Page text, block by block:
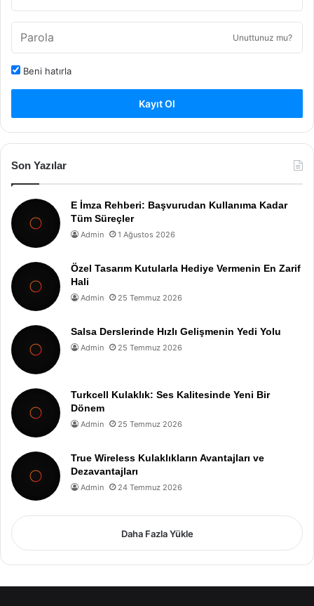
Unuttunuz mu?
Beni hatırla
Kayıt Ol
Son Yazılar
E İmza Rehberi: Başvurudan Kullanıma Kadar
Tüm Süreçler
Admin 1 Ağustos 2026
Özel Tasarım Kutularla Hediye Vermenin En Zarif
Hali
Admin 25 Temmuz 2026
Salsa Derslerinde Hızlı Gelişmenin Yedi Yolu
Admin 25 Temmuz 2026
Turkcell Kulaklık: Ses Kalitesinde Yeni Bir
Dönem
Admin 25 Temmuz 2026
True Wireless Kulaklıkların Avantajları ve
Dezavantajları
Admin 24 Temmuz 2026
Daha Fazla Yükle